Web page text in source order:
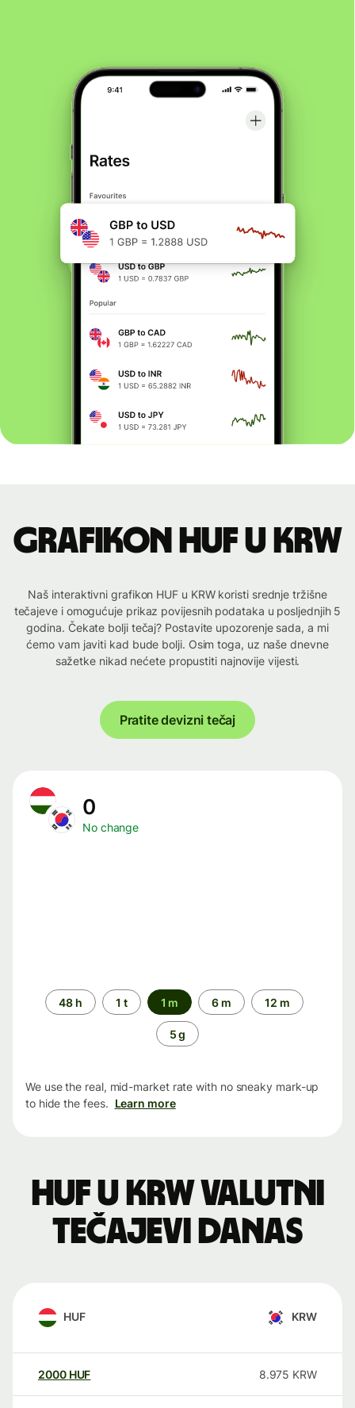
Grafikon HUF u KRW
Naš interaktivni grafikon HUF u KRW koristi srednje tržišne
tečajeve i omogućuje prikaz povijesnih podataka u posljednjih 5
godina. Čekate bolji tečaj? Postavite upozorenje sada, a mi
ćemo vam javiti kad bude bolji. Osim toga, uz naše dnevne
sažetke nikad nećete propustiti najnovije vijesti.
Pratite devizni tečaj
0
No change
Time
period
48 h 1 t 1 m 6 m 12 m
5 g
We use the real, mid-market rate with no sneaky mark-up
to hide the fees. Learn more
HUF u KRW valutni
tečajevi danas
HUF KRW
2000 HUF 8.975 KRW